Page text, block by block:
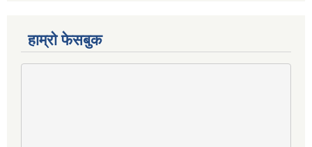
हाम्राे फेसबुक